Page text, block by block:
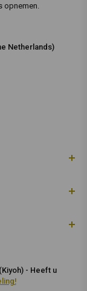
opnemen.
Netherlands)
- Heeft u